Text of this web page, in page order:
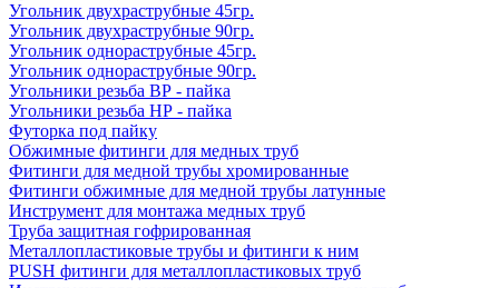
Угольник двухраструбные 45гр.
Угольник двухраструбные 90гр.
Угольник однораструбные 45гр.
Угольник однораструбные 90гр.
Угольники резьба ВР - пайка
Угольники резьба НР - пайка
Футорка под пайку
Обжимные фитинги для медных труб
Фитинги для медной трубы хромированные
Фитинги обжимные для медной трубы латунные
Инструмент для монтажа медных труб
Труба защитная гофрированная
Металлопластиковые трубы и фитинги к ним
PUSH фитинги для металлопластиковых труб